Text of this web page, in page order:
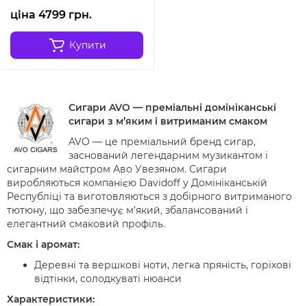
ціна 4799 грн.
Купити
Сигари AVO — преміальні домініканські
сигари з м’яким і витриманим смаком
AVO — це преміальний бренд сигар,
заснований легендарним музикантом і
сигарним майстром Аво Увезяном. Сигари
виробляються компанією Davidoff у Домініканській
Республіці та виготовляються з добірного витриманого
тютюну, що забезпечує м’який, збалансований і
елегантний смаковий профіль.
Смак і аромат:
Деревні та вершкові ноти, легка пряність, горіхові
відтінки, солодкуваті нюанси
Характеристики: